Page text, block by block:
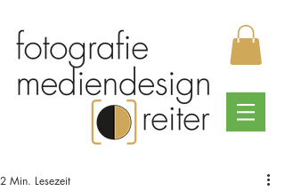
2 Min. Lesezeit